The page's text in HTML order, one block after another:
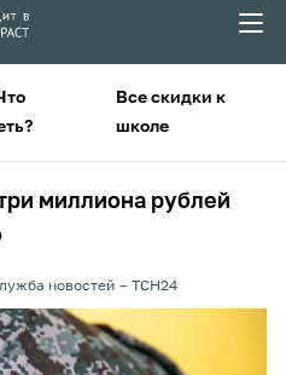
Все скидки к
школе
миллиона рублей
новостей ТСН24